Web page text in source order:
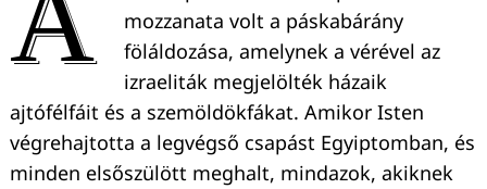
mozzanata volt a páskabárány
föláldozása, amelynek a vérével az
izraeliták megjelölték házaik
ajtófélfáit és a szemöldökfákat. Amikor Isten
végrehajtotta a legvégső csapást Egyiptomban, és
minden elsőszülött meghalt, mindazok, akiknek